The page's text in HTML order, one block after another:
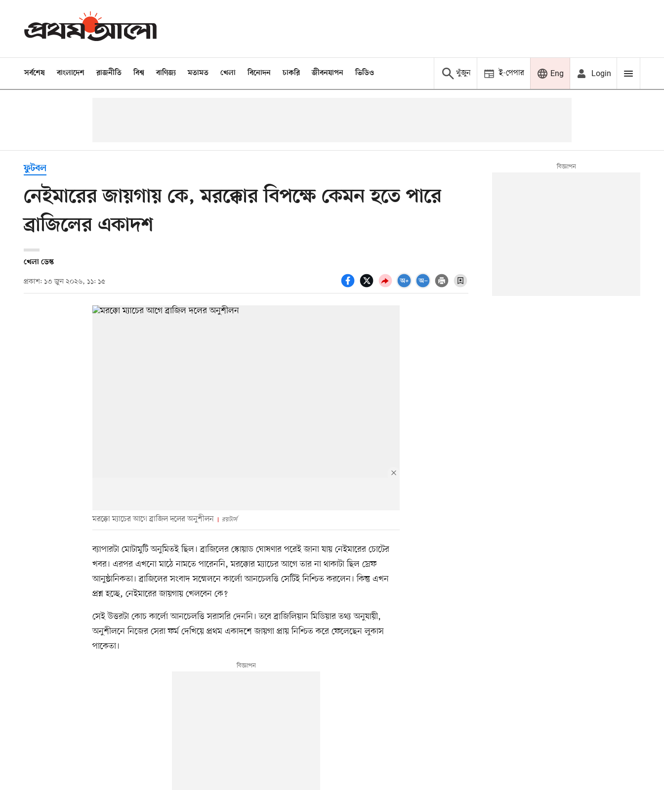
সর্বশেষ বাংলাদেশ রাজনীতি বিশ্ব বাণিজ্য মতামত খেলা বিনোদন চাকরি জীবনযাপন ভিডিও খুঁজুন ই-পেপার Eng Login
ফুটবল
নেইমারের জায়গায় কে, মরক্কোর বিপক্ষে কেমন হতে পারে
ব্রাজিলের একাদশ
খেলা ডেস্ক
প্রকাশ: ১৩ জুন ২০২৬, ১১: ১৫
মরক্কো ম্যাচের আগে ব্রাজিল দলের অনুশীলন রয়টার্স
ব্যাপারটা মোটামুটি অনুমিতই ছিল। ব্রাজিলের স্কোয়াড ঘোষণার পরেই জানা যায় নেইমারের চোটের
খবর। এরপর এখনো মাঠে নামতে পারেননি, মরক্কোর ম্যাচের আগে তার না থাকাটা ছিল স্রেফ
আনুষ্ঠানিকতা। ব্রাজিলের সংবাদ সম্মেলনে কার্লো আনচেলত্তি সেটিই নিশ্চিত করলেন। কিন্তু এখন
প্রশ্ন হচ্ছে, নেইমারের জায়গায় খেলবেন কে?
সেই উত্তরটা কোচ কার্লো আনচেলত্তি সরাসরি দেননি। তবে ব্রাজিলিয়ান মিডিয়ার তথ্য অনুযায়ী,
অনুশীলনে নিজের সেরা ফর্ম দেখিয়ে প্রথম একাদশে জায়গা প্রায় নিশ্চিত করে ফেলেছেন লুকাস
পাকেতা।